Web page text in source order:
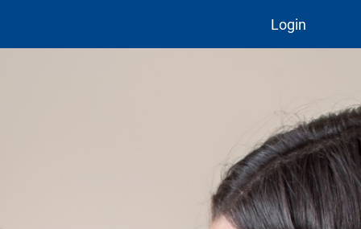
Login